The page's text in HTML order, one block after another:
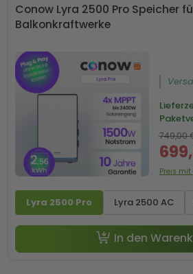
Conow Lyra 2500 Pro Speicher
Balkonkraftwerke
Lyra 2500 Pro Lyra 2500 AC
749,00
Preis mit
In den